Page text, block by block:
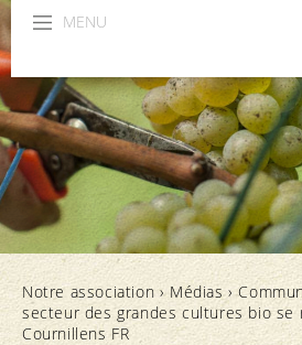
MENU
Notre association › Médias›
secteur des grandes cultures bio se
Cournillens FR